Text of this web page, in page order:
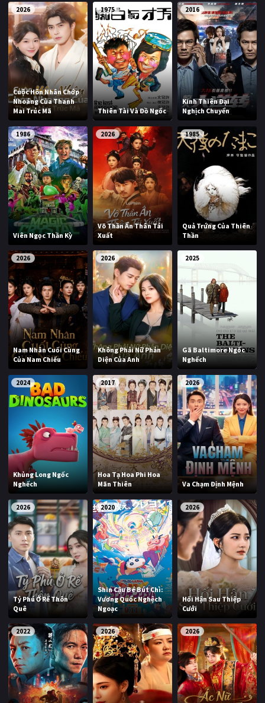
2026
Cuộc Hôn Nhân Chớp
Nhoáng Của Thanh
Mai Trúc Mã
1975
Thiên Tài Và Đồ Ngốc
2016
Kinh Thiên Đại
Nghịch Chuyển
1986
Viên Ngọc Thần Kỳ
2026
Võ Thần Ẩn Thân Tái
Xuất
1985
Quả Trứng Của Thiên
Thần
2026
Nam Nhân Cuối Cùng
Của Nam Chiếu
2026
Không Phải Nữ Phản
Diện Của Anh
2025
Gã Baltimore Ngốc
Nghếch
2024
Khủng Long Ngốc
Nghếch
2017
Hoa Tạ Hoa Phi Hoa
Mãn Thiên
2026
Va Chạm Định Mệnh
2026
Tỷ Phú Ở Rể Thôn
Quê
2020
Shin Cậu Bé Bút Chì:
Vương Quốc Nghệch
Ngoạc
2026
Hối Hận Sau Thiệp
Cưới
2022 2026 2026